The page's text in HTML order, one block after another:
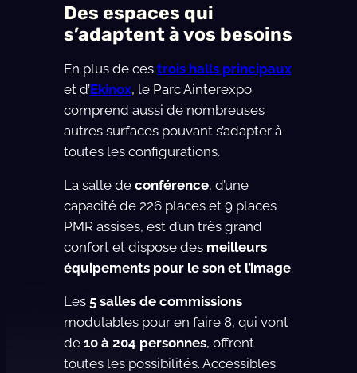
Des espaces qui
s’adaptent à vos besoins
En plus de ces trois halls principaux
et d’Ekinox, le Parc Ainterexpo
comprend aussi de nombreuses
autres surfaces pouvant s’adapter à
toutes les configurations.
La salle de conférence, d’une
capacité de 226 places et 9 places
PMR assises, est d’un très grand
confort et dispose des meilleurs
équipements pour le son et l’image.
Les 5 salles de commissions
modulables pour en faire 8, qui vont
de 10 à 204 personnes, offrent
toutes les possibilités. Accessibles